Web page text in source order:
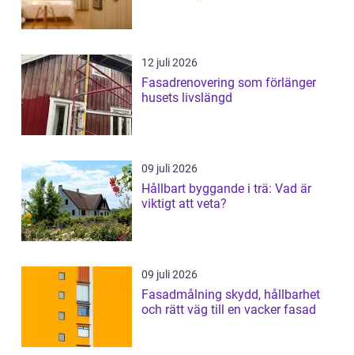
12 juli 2026
Fasadrenovering som förlänger
husets livslängd
09 juli 2026
Hållbart byggande i trä: Vad är
viktigt att veta?
09 juli 2026
Fasadmålning skydd, hållbarhet
och rätt väg till en vacker fasad